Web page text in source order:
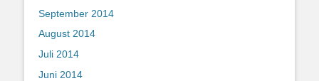
September 2014
August 2014
Juli 2014
Juni 2014